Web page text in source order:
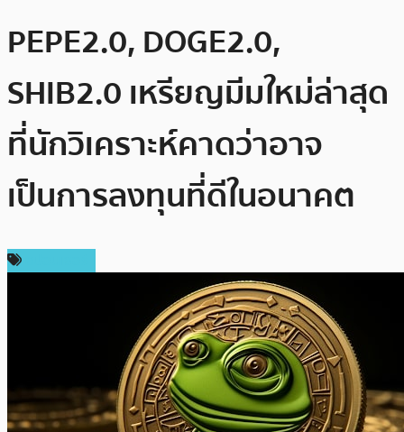
PEPE2.0, DOGE2.0,
SHIB2.0 เหรียญมีมใหม่ล่าสุด
ที่นักวิเคราะห์คาดว่าอาจ
เป็นการลงทุนที่ดีในอนาคต